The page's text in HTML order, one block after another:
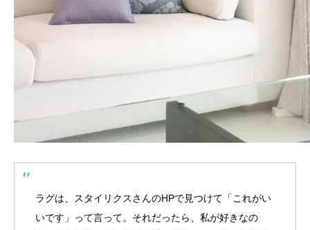
ラグは、スタイリクスさんのHPで見つけて「これがい
いです」って言って。それだったら、私が好きなの